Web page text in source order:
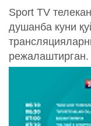
Sport TV
душанба куни
режалаштирган.